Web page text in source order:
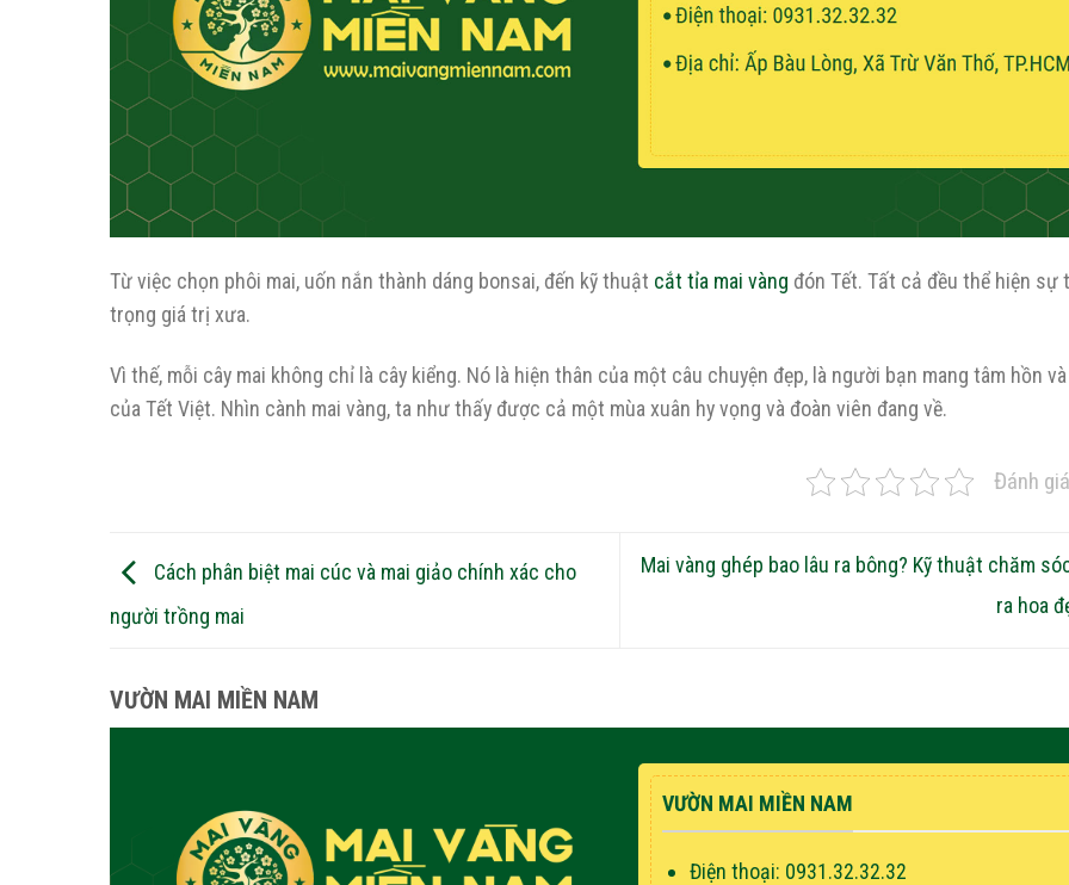
Từ việc chọn phôi mai, uốn nắn thành dáng bonsai, đến kỹ thuật cắt tỉa mai vàng đón Tết. Tất cả đều thể hiện sự
trọng giá trị xưa.
Vì thế, mỗi cây mai không chỉ là cây kiểng. Nó là hiện thân của một câu chuyện đẹp, là người bạn mang tâm hồn
của Tết Việt. Nhìn cành mai vàng, ta như thấy được cả một mùa xuân hy vọng và đoàn viên đang về.
Đánh
Cách phân biệt mai cúc và mai giảo chính xác cho
người trồng mai
Mai vàng ghép bao lâu ra bông? Kỹ thuật chăm
ra hoa
VƯỜN MAI MIỀN NAM
VƯỜN MAI MIỀN NAM
Điện thoại: 0931.32.32.32